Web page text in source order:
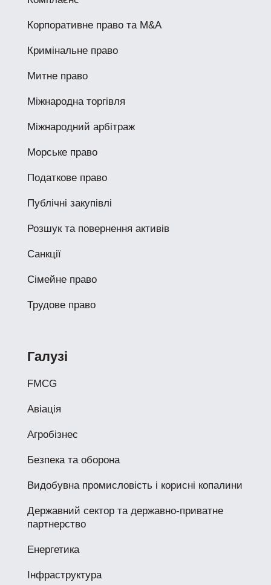
Корпоративне право та M&A
Кримінальне право
Митне право
Міжнародна торгівля
Міжнародний арбітраж
Морське право
Податкове право
Публічні закупівлі
Розшук та повернення активів
Санкції
Сімейне право
Трудове право
Галузі
FMCG
Авіація
Агробізнес
Безпека та оборона
Видобувна промисловість і корисні копалини
Державний сектор та державно-приватне
партнерство
Енергетика
Інфраструктура